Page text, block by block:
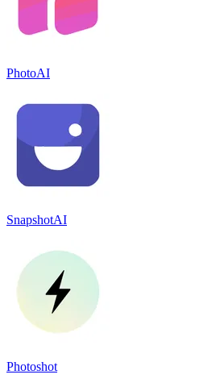
PhotoAI
SnapshotAI
Photoshot